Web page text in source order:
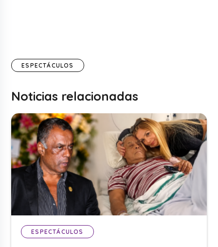
ESPECTÁCULOS
Noticias relacionadas
ESPECTÁCULOS